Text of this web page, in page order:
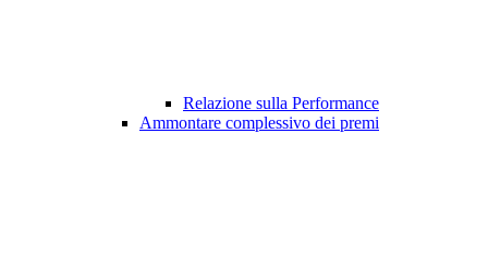
Relazione sulla Performance
Ammontare complessivo dei premi